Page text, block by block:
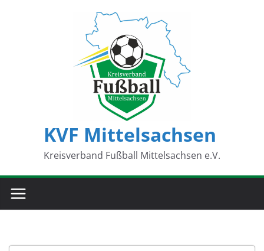
KVF Mittelsachsen
Kreisverband Fußball Mittelsachsen e.V.